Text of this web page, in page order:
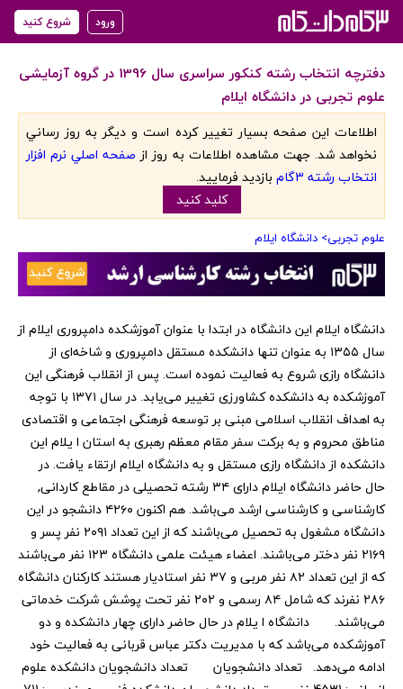
ورود شروع کنید
دفترچه انتخاب رشته کنکور سراسری سال 1396 در گروه آزمایشی
علوم تجربی در دانشگاه ایلام
اطلاعات اين صفحه بسيار تغيير کرده است و ديگر به روز رساني
نخواهد شد. جهت مشاهده اطلاعات به روز از صفحه اصلي نرم افزار
انتخاب رشته 3گام
بازديد فرماييد.
کليد کنيد
علوم تجربی> دانشگاه ایلام
دانشگاه ایلام اين دانشگاه در ابتدا با عنوان آموزشکده دامپروری ايلام از
سال ۱۳۵۵ به عنوان تنها دانشکده مستقل دامپروری و شاخه‌ای از
دانشگاه رازی شروع به فعاليت نموده است. پس از انقلاب فرهنگی اين
آموزشکده به دانشکده کشاورزی تغيير می‌يابد. در سال ۱۳۷۱ با توجه
به اهداف انقلاب اسلامی مبنی بر توسعه فرهنگی اجتماعی و اقتصادی
مناطق محروم و به برکت سفر مقام معظم رهبری به استان ا يلام اين
دانشکده از دانشگاه رازی مستقل و به دانشگاه ايلام ارتقاء يافت. در
حال حاضر دانشگاه ايلام دارای ۳۴ رشته تحصيلی در مقاطع کاردانی,
کارشناسی و کارشناسی ارشد می‌باشد. هم اکنون ۴۲۶۰ دانشجو در اين
دانشگاه مشغول به تحصيل می‌باشند که از اين تعداد ۲۰۹۱ نفر پسر و
۲۱۶۹ نفر دختر می‌باشند. اعضاء هيئت علمی دانشگاه ۱۲۳ نفر می‌باشند
که از اين تعداد ۸۲ نفر مربی و ۳۷ نفر استاديار هستند کارکنان دانشگاه
۲۸۶ نفرند که شامل ۸۴ رسمی و ۲۰۲ نفر تحت پوشش شرکت خدماتی
می‌باشند. دانشگاه ا يلام در حال حاضر دارای چهار دانشکده و دو
آموزشکده می‌باشد که با مديريت دکتر عباس قربانی به فعاليت خود
ادامه می‌دهد. تعداد دانشجويان تعداد دانشجويان دانشكده علوم